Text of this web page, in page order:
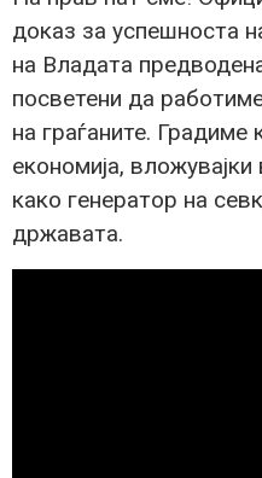
доказ за успешноста
на Владата
посветени да
на граѓаните. Градиме
економија,
како генератор на
државата.